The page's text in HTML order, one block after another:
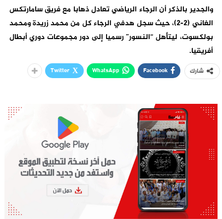
والجدير بالذكر أن الرجاء الرياضي تعادل ذهابا مع فريق سامارتكس
الغاني (2-2)، حيث سجل هدفي الرجاء كل من محمد زريدة ومحمد
بولكسوت، ليتأهل “النسور” رسميا إلى دور مجموعات دوري أبطال
أفريقيا.
شارك Facebook
WhatsApp
Twitter